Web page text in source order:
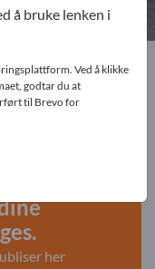
>>
her
å bruke lenken i
Ved å klikke
godtar du at
til Brevo for